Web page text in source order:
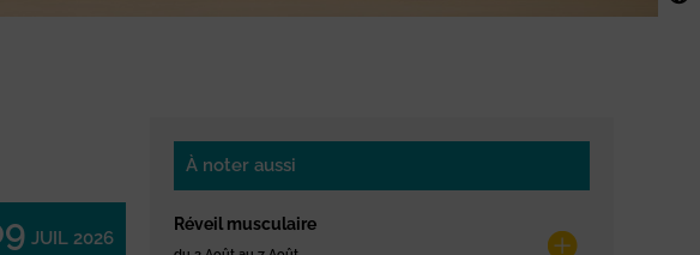
JUIL 2026
À noter aussi
Réveil musculaire